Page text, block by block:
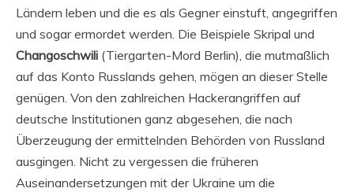
Ländern leben und die es als Gegner einstuft, angegriffen
und sogar ermordet werden. Die Beispiele Skripal und
Changoschwili (Tiergarten-Mord Berlin), die mutmaßlich
auf das Konto Russlands gehen, mögen an dieser Stelle
genügen. Von den zahlreichen Hackerangriffen auf
deutsche Institutionen ganz abgesehen, die nach
Überzeugung der ermittelnden Behörden von Russland
ausgingen. Nicht zu vergessen die früheren
Auseinandersetzungen mit der Ukraine um die